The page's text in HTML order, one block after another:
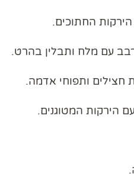
החתוכים.
עם מלח ותבלין בהרט.
חצילים ותפוחי אדמה.
הירקות המטוגנים.